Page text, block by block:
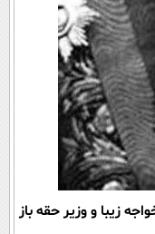
زیبا و وزیر حقه باز